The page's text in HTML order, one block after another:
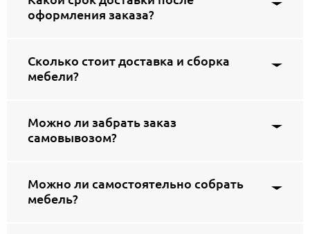
оформления заказа?
Сколько стоит доставка и сборка
мебели?
Можно ли забрать заказ
самовывозом?
Можно ли самостоятельно собрать
мебель?